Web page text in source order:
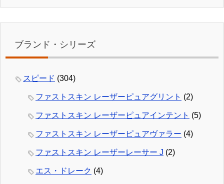
ブランド・シリーズ
スピード (304)
ファストスキン レーザーピュアグリント (2)
ファストスキン レーザーピュアインテント (5)
ファストスキン レーザーピュアヴァラー (4)
ファストスキン レーザーレーサー J (2)
エス・ドレーク (4)